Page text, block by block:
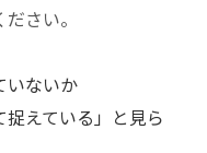
さい。
いないか
捉えている」と見ら